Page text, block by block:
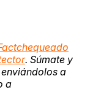
. Súmate y
a
a